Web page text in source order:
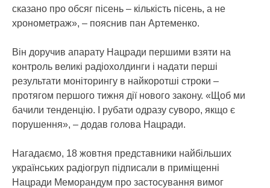
сказано про обсяг пісень – кількість пісень, а не
хронометраж», – пояснив пан Артеменко.
Він доручив апарату Нацради першими взяти на
контроль великі радіохолдинги і надати перші
результати моніторингу в найкоротші строки –
протягом першого тижня дії нового закону. «Щоб ми
бачили тенденцію. І рубати одразу суворо, якщо є
порушення», – додав голова Нацради.
Нагадаємо, 18 жовтня представники найбільших
українських радіогруп підписали в приміщенні
Нацради Меморандум про застосування вимог